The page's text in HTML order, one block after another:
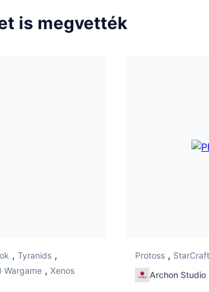
is megvették
, Tyranids ,
Wargame , Xenos
Protoss,
Archon Studio